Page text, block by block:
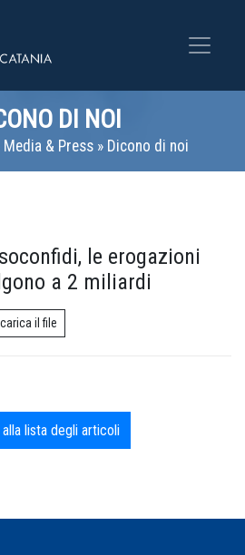
DI NOI
Media & Press » Dicono di noi
le erogazioni
a 2 miliardi
il file
alla lista degli articoli